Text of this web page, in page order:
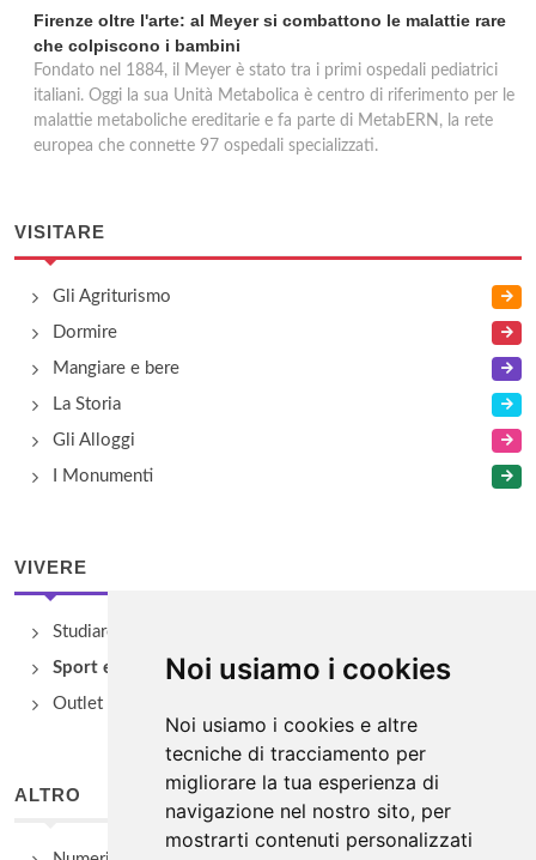
Noi usiamo i cookies
Noi usiamo i cookies e altre
tecniche di tracciamento per
migliorare la tua esperienza di
navigazione nel nostro sito, per
mostrarti contenuti personalizzati
Firenze oltre l'arte: al Meyer si combattono le malattie rare
che colpiscono i bambini
Fondato nel 1884, il Meyer è stato tra i primi ospedali pediatrici
italiani. Oggi la sua Unità Metabolica è centro di riferimento per le
malattie metaboliche ereditarie e fa parte di MetabERN, la rete
europea che connette 97 ospedali specializzati.
VISITARE
Gli Agriturismo
Dormire
Mangiare e bere
La Storia
Gli Alloggi
I Monumenti
VIVERE
Studiare
Sport e Benessere
Outlet e spacci aziendali
ALTRO